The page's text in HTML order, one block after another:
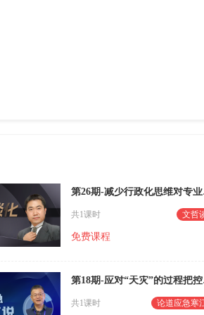
第
文哲
共1课时
免费课程
第
论道应急寒
共1课时